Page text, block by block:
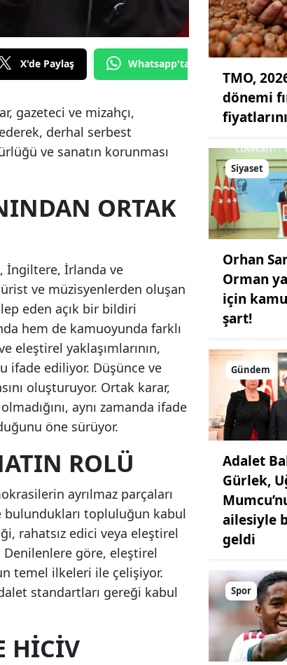
X'de Paylaş Whatsapp'tan Gönder
gazeteci ve mizahçı,
derhal serbest
ve sanatın korunması
ORTAK
İngiltere, İrlanda ve
ve müzisyenlerden oluşan
eden açık bir bildiri
hem de kamuoyunda farklı
eleştirel yaklaşımlarının,
ifade ediliyor. Düşünce ve
oluşturuyor. Ortak karar,
aynı zamanda ifade
öne sürüyor.
ROLÜ
ayrılmaz parçaları
bulundukları topluluğun kabul
rahatsız edici veya eleştirel
göre, eleştirel
temel ilkeleri ile çelişiyor.
standartları gereği kabul
HICIV
TMO,
dönemi
Siyaset
Orhan
Orman
için kamu
şart!
Gündem
Adalet
Gürlek,
ailesiyle
geldi
Spor